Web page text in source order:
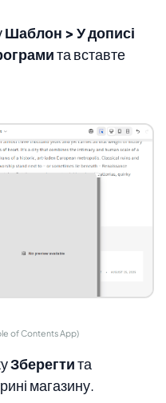
Шаблон > У дописі
та вставте
of Contents App)
Зберегтита
магазину.